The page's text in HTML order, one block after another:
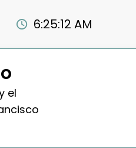
6:25:13 AM
el